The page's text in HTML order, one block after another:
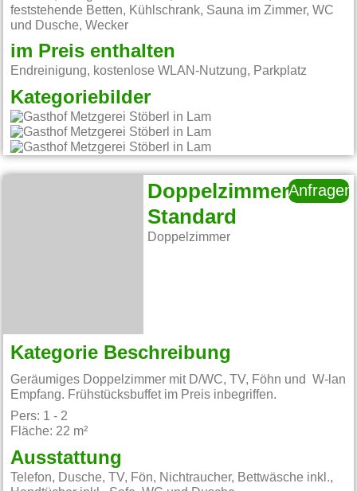
feststehende Betten, Kühlschrank, Sauna im Zimmer, WC
und Dusche, Wecker
im Preis enthalten
Endreinigung, kostenlose WLAN-Nutzung, Parkplatz
Kategoriebilder
Doppelzimmer
Standard
Doppelzimmer
Anfragen
Kategorie Beschreibung
Geräumiges Doppelzimmer mit D/WC, TV, Föhn und W-lan
Empfang. Frühstücksbuffet im Preis inbegriffen.
Pers: 1 - 2
Fläche: 22 m²
Ausstattung
Telefon, Dusche, TV, Fön, Nichtraucher, Bettwäsche inkl.,